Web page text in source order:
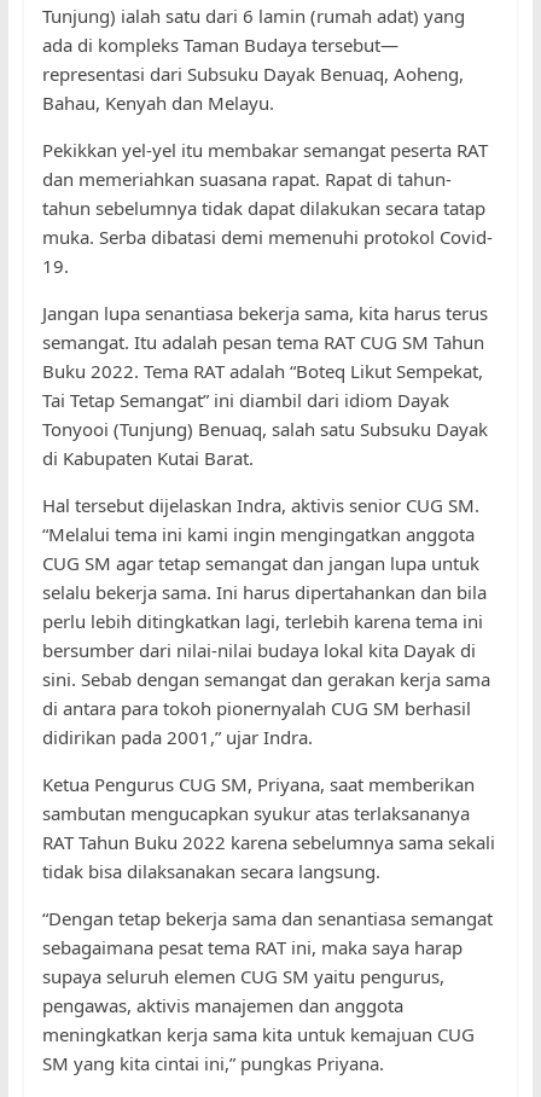
Tunjung) ialah satu dari 6 lamin (rumah adat) yang
ada di kompleks Taman Budaya tersebut—
representasi dari Subsuku Dayak Benuaq, Aoheng,
Bahau, Kenyah dan Melayu.
Pekikkan yel-yel itu membakar semangat peserta RAT
dan memeriahkan suasana rapat. Rapat di tahun-
tahun sebelumnya tidak dapat dilakukan secara tatap
muka. Serba dibatasi demi memenuhi protokol Covid-
19.
Jangan lupa senantiasa bekerja sama, kita harus terus
semangat. Itu adalah pesan tema RAT CUG SM Tahun
Buku 2022. Tema RAT adalah “Boteq Likut Sempekat,
Tai Tetap Semangat” ini diambil dari idiom Dayak
Tonyooi (Tunjung) Benuaq, salah satu Subsuku Dayak
di Kabupaten Kutai Barat.
Hal tersebut dijelaskan Indra, aktivis senior CUG SM.
“Melalui tema ini kami ingin mengingatkan anggota
CUG SM agar tetap semangat dan jangan lupa untuk
selalu bekerja sama. Ini harus dipertahankan dan bila
perlu lebih ditingkatkan lagi, terlebih karena tema ini
bersumber dari nilai-nilai budaya lokal kita Dayak di
sini. Sebab dengan semangat dan gerakan kerja sama
di antara para tokoh pionernyalah CUG SM berhasil
didirikan pada 2001,” ujar Indra.
Ketua Pengurus CUG SM, Priyana, saat memberikan
sambutan mengucapkan syukur atas terlaksananya
RAT Tahun Buku 2022 karena sebelumnya sama sekali
tidak bisa dilaksanakan secara langsung.
“Dengan tetap bekerja sama dan senantiasa semangat
sebagaimana pesat tema RAT ini, maka saya harap
supaya seluruh elemen CUG SM yaitu pengurus,
pengawas, aktivis manajemen dan anggota
meningkatkan kerja sama kita untuk kemajuan CUG
SM yang kita cintai ini,” pungkas Priyana.